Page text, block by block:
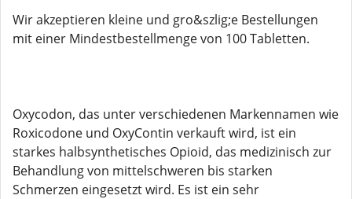
Wir akzeptieren kleine und gro&szlig;e Bestellungen
mit einer Mindestbestellmenge von 100 Tabletten.
Oxycodon, das unter verschiedenen Markennamen wie
Roxicodone und OxyContin verkauft wird, ist ein
starkes halbsynthetisches Opioid, das medizinisch zur
Behandlung von mittelschweren bis starken
Schmerzen eingesetzt wird. Es ist ein sehr